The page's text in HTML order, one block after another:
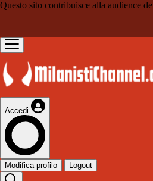
Questo sito contribuisce alla audience de
Accedi
Modifica profilo Logout